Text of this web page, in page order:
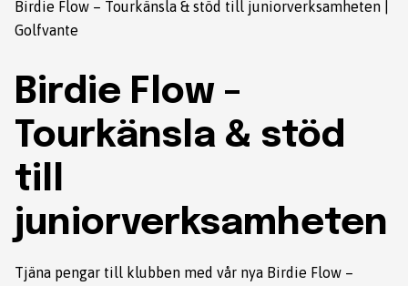
Birdie Flow – Tourkänsla & stöd till juniorverksamheten |
Golfvante
Birdie Flow –
Tourkänsla & stöd
till
juniorverksamheten
Tjäna pengar till klubben med vår nya Birdie Flow –